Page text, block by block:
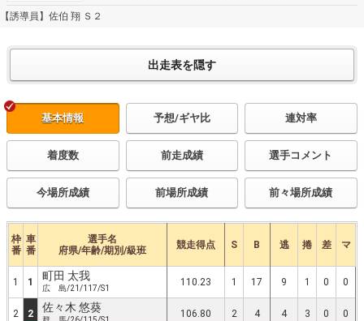
【誘導員】佐伯 翔 Ｓ２
基本情報 予想/ギヤ比 連対率
着度数 前走成績 選手コメント
今場所成績 前場所成績 前々場所成績
枠
番
車
番
選手名
府県/年齢/期別/級班
競走得点 S B 逃 捲 差 マ
1 1 町田 太我
広 島/21/117/S1
110.23 1 17 9 1 0 0
2 2 佐々木 悠葵 106.80 2 4 4 3 0 0